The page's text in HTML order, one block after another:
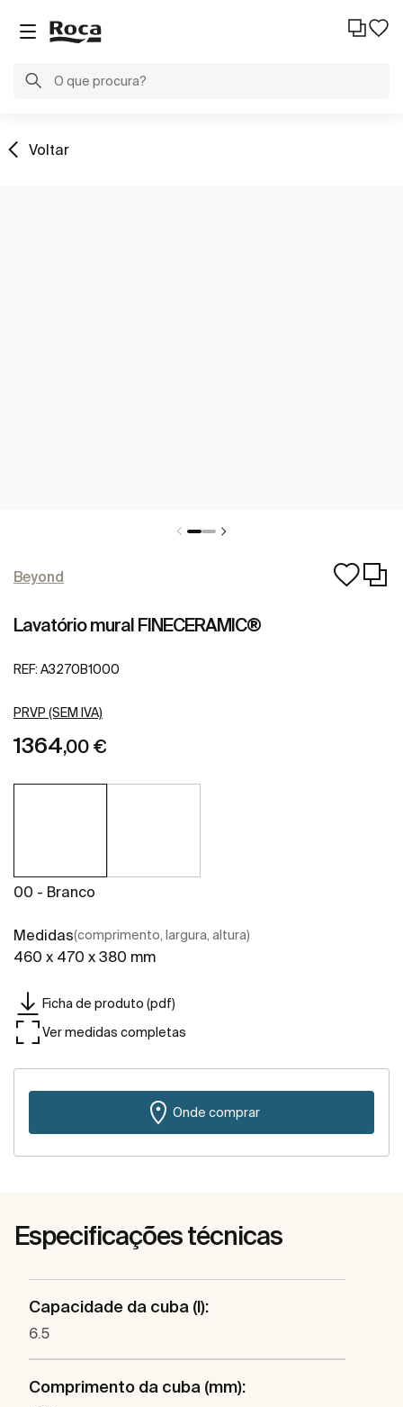
Voltar
Beyond
Lavatório mural FINECERAMIC®
REF: A3270B1000
PRVP (SEM IVA)
1364,00 €
00 - Branco
Medidas(comprimento, largura, altura)
460 x 470 x 380 mm
Ficha de produto (pdf)
Ver medidas completas
Onde comprar
Especificações técnicas
Capacidade da cuba (l):
6.5
Comprimento da cuba (mm):